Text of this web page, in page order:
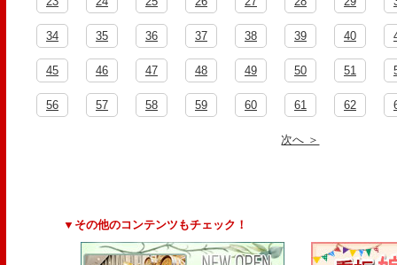
34 35 36 37 38 39 40
45 46 47 48 49 50 51
56 57 58 59 60 61 62
次へ ＞
▼その他のコンテンツもチェック！